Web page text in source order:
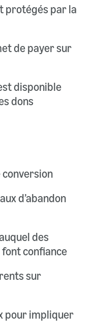
protégés par la
de payer sur
disponible
dons
d’abandon
des
confiance
sur
pour impliquer